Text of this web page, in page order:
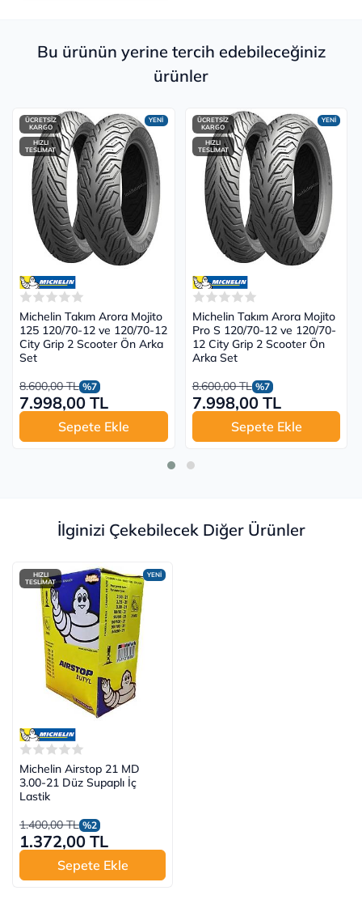
Bu ürünün yerine tercih edebileceğiniz
ürünler
YENİ
ÜCRETSİZ
KARGO
HIZLI
TESLİMAT
Michelin Takım Arora Mojito
125 120/70-12 ve 120/70-12
City Grip 2 Scooter Ön Arka
Set
8.600,00 TL %7
7.998,00 TL
Sepete Ekle
YENİ
ÜCRETSİZ
KARGO
HIZLI
TESLİMAT
Michelin Takım Arora Mojito
Pro S 120/70-12 ve 120/70-
12 City Grip 2 Scooter Ön
Arka Set
8.600,00 TL %7
7.998,00 TL
Sepete Ekle
İlginizi Çekebilecek Diğer Ürünler
YENİ
HIZLI
TESLİMAT
Michelin Airstop 21 MD
3.00-21 Düz Supaplı İç
Lastik
1.400,00 TL %2
1.372,00 TL
Sepete Ekle